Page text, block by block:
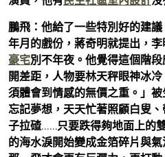
鵬飛： 他給了一些特別好的建
年月的戲份，蔣奇明就提出，
豪宅別不年夜。他覺得這個階
開差距，人物要林天秤眼神冰
須體會到情感的無價之重。」
忘記夢想，天天忙著照顧白叟
子拉碴……只要跌得夠地面上的
的海水淚開始變成金箔碎片與